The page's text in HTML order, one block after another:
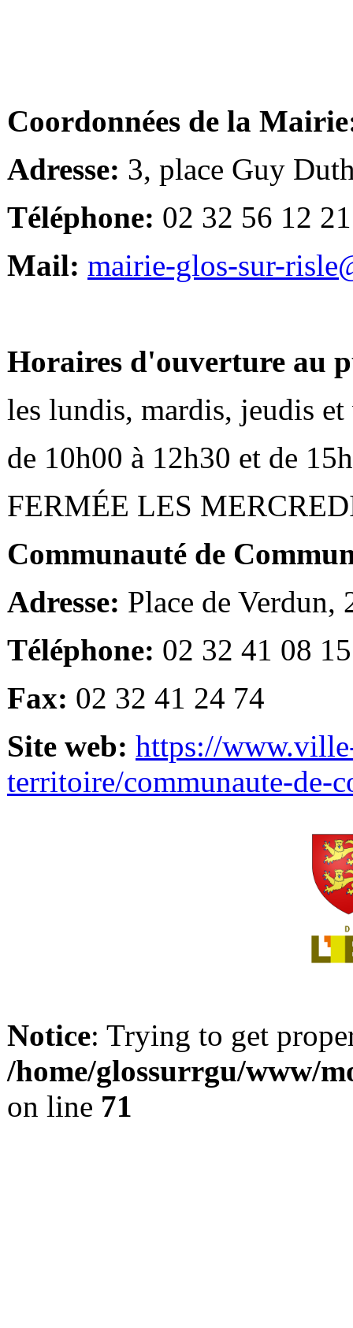
Coordonnées de la
Adresse: 3, place Guy
Téléphone: 02 32 56 12 21
Mail: mairie-glos-sur-
Horaires d'ouverture au
les lundis, mardis, jeudis et
de 10h00 à 12h30 et de
FERMÉE LES
Communauté de
Adresse: Place de Verdun,
Téléphone: 02 32 41 08 15
Fax: 02 32 41 24 74
Site web: https://
territoire/communaute-de-
Notice: Trying to get
/home/glossurrgu/www/
on line 71